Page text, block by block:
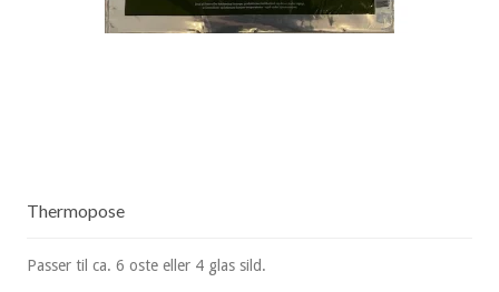
Thermopose
Passer til ca. 6 oste eller 4 glas sild.